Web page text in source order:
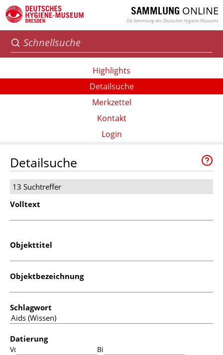
SAMMLUNG ONLINE
Die Sammlung des Deutschen Hygiene-Museums
Highlights
Detailsuche
Merkzettel
Kontakt
Login
Detailsuche
13 Suchtreffer
Volltext
Objekttitel
Objektbezeichnung
Schlagwort
Datierung
Von: Bis: